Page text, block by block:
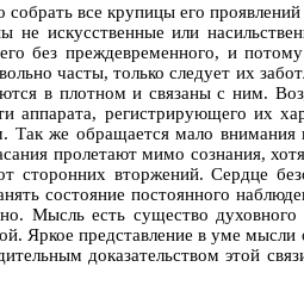
все крупицы его
искусственные или
без преждевременного, и
часты, только следует их
в плотном и связаны с ним.
аппарата, регистрирующего их
Так же обращается мало
пролетают мимо сознания,
сторонних вторжений. Сердце
состояние постоянного
Мысль есть существо
Яркое представление в уме
доказательством этой